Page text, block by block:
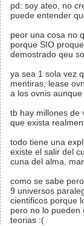
pd: soy ateo, no
puede entender
peor una cosa no
porque SIO
demostrado qeu
ya sea 1 sola vez
mentiras, lease
a los ovnis
tb hay millones de
que exista
todo tiene una
existe el salir del
cuna del alma,
como se sabe
9 universos
cientificos porque
pero no lo pueden
teorias :(